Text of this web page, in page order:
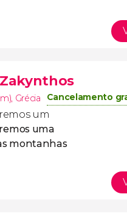
, Grécia Cancelamento
um
uma
montanhas